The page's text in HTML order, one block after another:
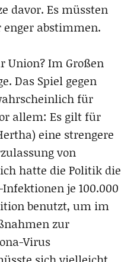
davor. Es müssten
enger abstimmen.
Union? Im Großen
Das Spiel gegen
für
allem: Es gilt für
eine strengere
von
hatte die Politik die
Infektionen je 100.000
benutzt, um im
zur
Virus